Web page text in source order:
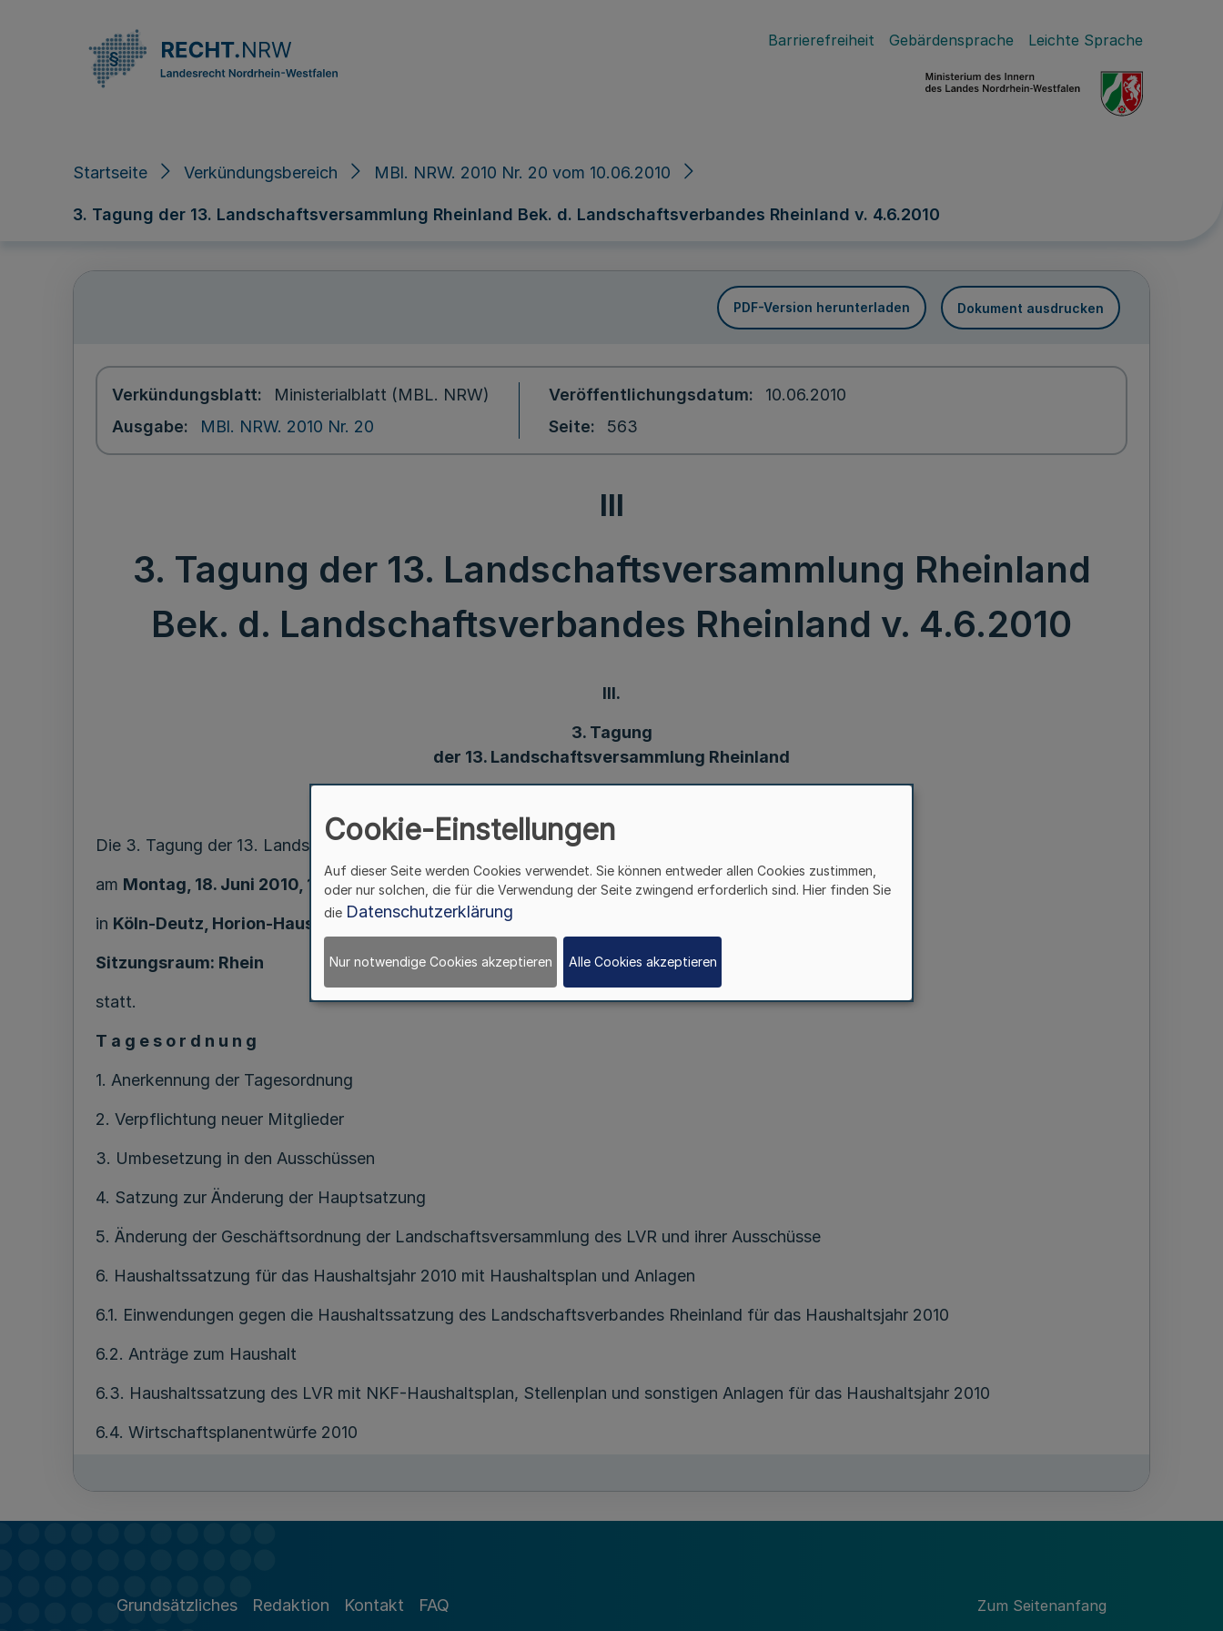
Barrierefreiheit Gebärdensprache Leichte Sprache
Startseite Verkündungsbereich MBl. NRW. 2010 Nr. 20 vom 10.06.2010
3. Tagung der 13. Landschaftsversammlung Rheinland Bek. d. Landschaftsverbandes Rheinland v. 4.6.2010
PDF-Version herunterladen Dokument ausdrucken
Verkündungsblatt
Ministerialblatt (MBL. NRW)
Ausgabe
MBl. NRW. 2010 Nr. 20
Veröffentlichungsdatum
10.06.2010
Seite
563
III
3. Tagung der 13. Landschaftsversammlung Rheinland
Bek. d. Landschaftsverbandes Rheinland v. 4.6.2010
III.
3. Tagung
der 13. Landschaftsversammlung Rheinland
Die 3. Tagung der 13. Landschaftsversammlung Rheinland findet
am Montag, 18. Juni 2010, 10.00 Uhr
in Köln-Deutz , Horion-Haus, Hermann-Pünder-Str. 1
Sitzungsraum: Rhein
statt.
T a g e s o r d n u n g
1. Anerkennung der Tagesordnung
2. Verpflichtung neuer Mitglieder
3. Umbesetzung in den Ausschüssen
4. Satzung zur Änderung der Hauptsatzung
5. Änderung der Geschäftsordnung der Landschaftsversammlung des LVR und ihrer Ausschüsse
6. Haushaltssatzung für das Haushaltsjahr 2010 mit Haushaltsplan und Anlagen
6.1. Einwendungen gegen die Haushaltssatzung des Landschaftsverbandes Rheinland für das Haushaltsjahr 2010
6.2. Anträge zum Haushalt
6.3. Haushaltssatzung des LVR mit NKF-Haushaltsplan, Stellenplan und sonstigen Anlagen für das Haushaltsjahr 2010
6.4. Wirtschaftsplanentwürfe 2010
Grundsätzliches Redaktion Kontakt FAQ Zum Seitenanfang
Cookie-Einstellungen
Auf dieser Seite werden Cookies verwendet. Sie können entweder allen Cookies zustimmen,
oder nur solchen, die für die Verwendung der Seite zwingend erforderlich sind. Hier finden Sie
die Datenschutzerklärung
Nur notwendige Cookies akzeptieren Alle Cookies akzeptieren